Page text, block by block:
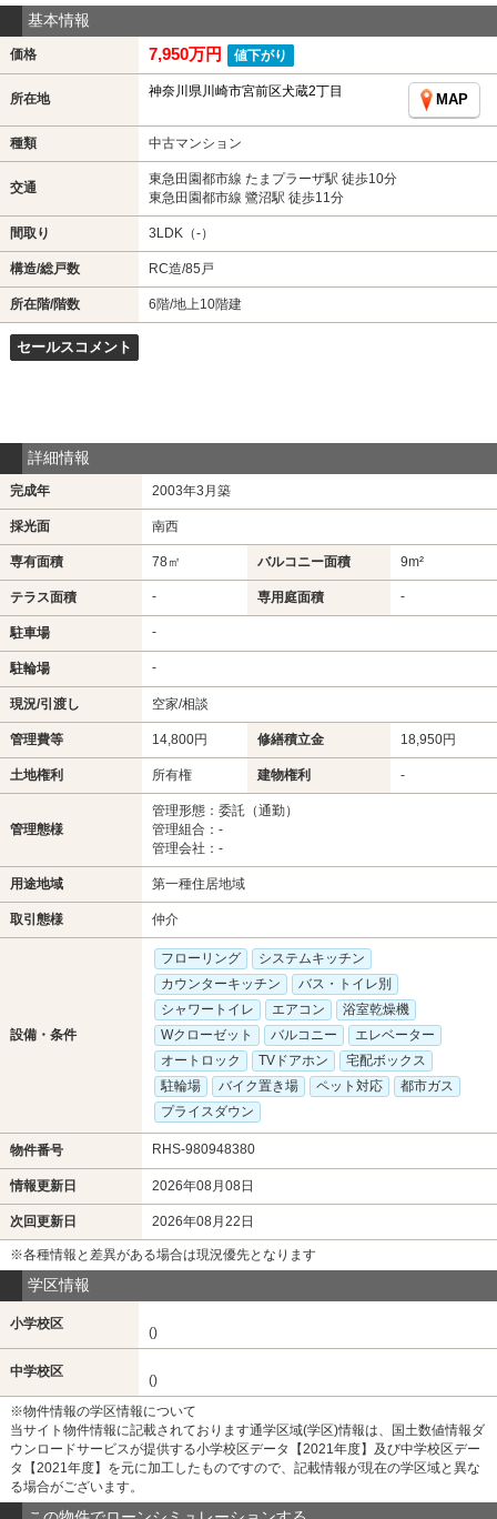
基本情報
価格 7,950万円 値下がり
所在地 神奈川県川崎市宮前区犬蔵2丁目
MAP
種類 中古マンション
交通
東急田園都市線 たまプラーザ駅 徒歩10分
東急田園都市線 鷺沼駅 徒歩11分
間取り 3LDK（-）
構造/総戸数 RC造/85戸
所在階/階数 6階/地上10階建
セールスコメント
詳細情報
完成年 2003年3月築
採光面 南西
専有面積 78㎡ バルコニー面積 9m²
テラス面積 - 専用庭面積 -
駐車場 -
駐輪場 -
現況/引渡し 空家/相談
管理費等 14,800円 修繕積立金 18,950円
土地権利 所有権 建物権利 -
管理態様
管理形態：委託（通勤）
管理組合：-
管理会社：-
用途地域 第一種住居地域
取引態様 仲介
設備・条件
フローリング
システムキッチン
カウンターキッチン
バス・トイレ別
シャワートイレ
エアコン
浴室乾燥機
Wクローゼット
バルコニー
エレベーター
オートロック
TVドアホン
宅配ボックス
駐輪場
バイク置き場 ペット対応
都市ガス
プライスダウン
物件番号 RHS-980948380
情報更新日 2026年08月08日
次回更新日 2026年08月22日
※各種情報と差異がある場合は現況優先となります
学区情報
小学校区
()
中学校区
()
※物件情報の学区情報について
当サイト物件情報に記載されております通学区域(学区)情報は、国土数値情報ダ
ウンロードサービスが提供する小学校区データ【2021年度】及び中学校区デー
タ【2021年度】を元に加工したものですので、記載情報が現在の学区域と異な
る場合がございます。